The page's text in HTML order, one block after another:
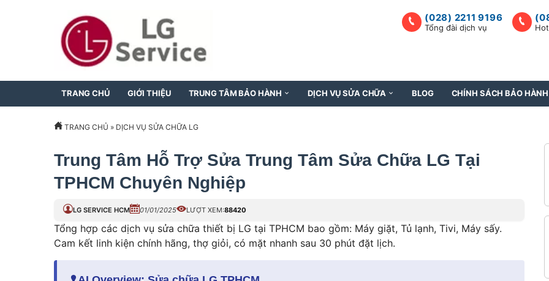
(028) 2211 9196
Tổng đài dịch vụ
TRANG CHỦ GIỚI THIỆU TRUNG TÂM BẢO HÀNH DỊCH VỤ SỬA CHỮA BLOG CHÍNH SÁCH BẢO HÀNH
TRANG CHỦ » DỊCH VỤ SỬA CHỮA LG
Trung Tâm Hỗ Trợ Sửa Trung Tâm Sửa Chữa LG Tại
TPHCM Chuyên Nghiệp
LG SERVICE HCM 01/01/2025 LƯỢT XEM:88420
Tổng hợp các dịch vụ sửa chữa thiết bị LG tại TPHCM bao gồm: Máy giặt, Tủ lạnh, Tivi, Máy sấy.
Cam kết linh kiện chính hãng, thợ giỏi, có mặt nhanh sau 30 phút đặt lịch.